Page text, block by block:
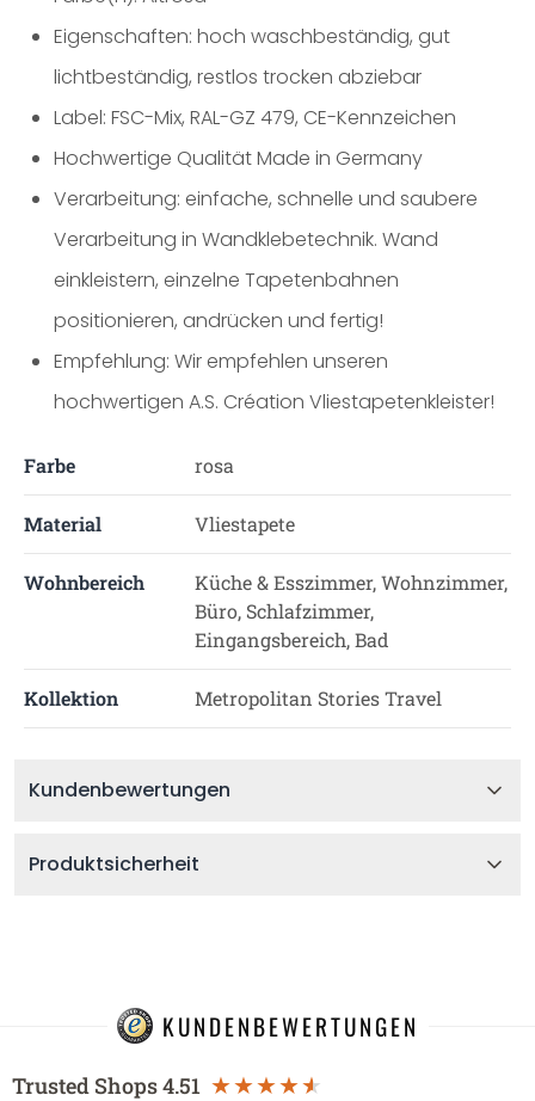
Eigenschaften: hoch waschbeständig, gut
lichtbeständig, restlos trocken abziebar
Label: FSC-Mix, RAL-GZ 479, CE-Kennzeichen
Hochwertige Qualität Made in Germany
Verarbeitung: einfache, schnelle und saubere
Verarbeitung in Wandklebetechnik. Wand
einkleistern, einzelne Tapetenbahnen
positionieren, andrücken und fertig!
Empfehlung: Wir empfehlen unseren
hochwertigen A.S. Création Vliestapetenkleister!
Farbe rosa
Material Vliestapete
Wohnbereich
Küche & Esszimmer, Wohnzimmer,
Büro, Schlafzimmer,
Eingangsbereich, Bad
Kollektion Metropolitan Stories Travel
Kundenbewertungen
Produktsicherheit
KUNDENBEWERTUNGEN
Trusted Shops4.51